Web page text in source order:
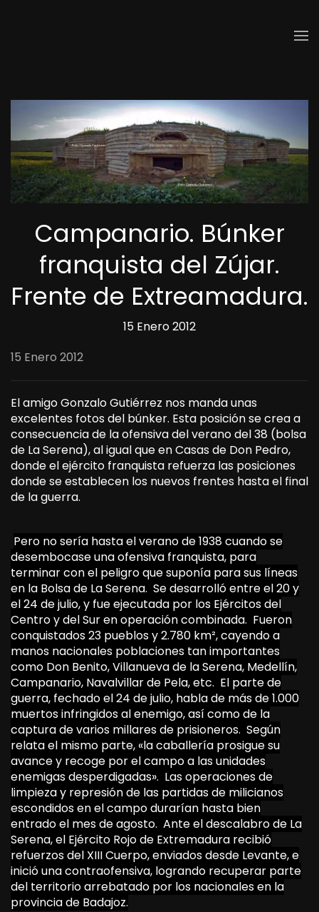
Campanario. Búnker
franquista del Zújar.
Frente de Extreamadura.
15 Enero 2012
15 Enero 2012
El amigo Gonzalo Gutiérrez nos manda unas
excelentes fotos del búnker. Esta posición se crea a
consecuencia de la ofensiva del verano del 38 (bolsa
de La Serena), al igual que en Casas de Don Pedro,
donde el ejército franquista refuerza las posiciones
donde se establecen los nuevos frentes hasta el final
de la guerra.
Pero no sería hasta el verano de 1938 cuando se
desembocase una ofensiva franquista, para
terminar con el peligro que suponía para sus líneas
en la Bolsa de La Serena. Se desarrolló entre el 20 y
el 24 de julio, y fue ejecutada por los Ejércitos del
Centro y del Sur en operación combinada. Fueron
conquistados 23 pueblos y 2.780 km², cayendo a
manos nacionales poblaciones tan importantes
como Don Benito, Villanueva de la Serena, Medellín,
Campanario, Navalvillar de Pela, etc. El parte de
guerra, fechado el 24 de julio, habla de más de 1.000
muertos infringidos al enemigo, así como de la
captura de varios millares de prisioneros. Según
relata el mismo parte, «la caballería prosigue su
avance y recoge por el campo a las unidades
enemigas desperdigadas». Las operaciones de
limpieza y represión de las partidas de milicianos
escondidos en el campo durarían hasta bien
entrado el mes de agosto. Ante el descalabro de La
Serena, el Ejército Rojo de Extremadura recibió
refuerzos del XIII Cuerpo, enviados desde Levante, e
inició una contraofensiva, logrando recuperar parte
del territorio arrebatado por los nacionales en la
provincia de Badajoz.